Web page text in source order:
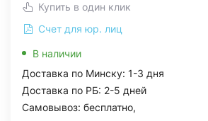
Купить в один клик
Счет для юр. лиц
В наличии
Доставка по Минску: 1-3 дня
Доставка по РБ: 2-5 дней
Самовывоз: бесплатно,